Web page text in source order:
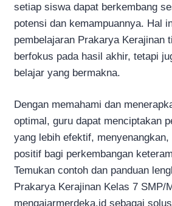
setiap siswa dapat berkembang
potensi dan kemampuannya. Hal
pembelajaran Prakarya Kerajinan
berfokus pada hasil akhir, tetapi
belajar yang bermakna.
Dengan memahami dan
optimal, guru dapat menciptakan
yang lebih efektif, menyenangkan,
positif bagi perkembangan
Temukan contoh dan panduan
Prakarya Kerajinan Kelas 7 SMP/
mengajarmerdeka.id sebagai